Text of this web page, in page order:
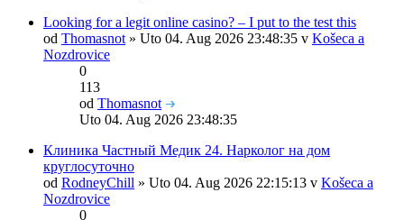
Looking for a legit online casino? – I put to the test this
od Thomasnot » Uto 04. Aug 2026 23:48:35 v Košeca a
Nozdrovice
0
113
od Thomasnot
Uto 04. Aug 2026 23:48:35
Клиника Частный Медик 24. Нарколог на дом
круглосуточно
od RodneyChill » Uto 04. Aug 2026 22:15:13 v Košeca a
Nozdrovice
0